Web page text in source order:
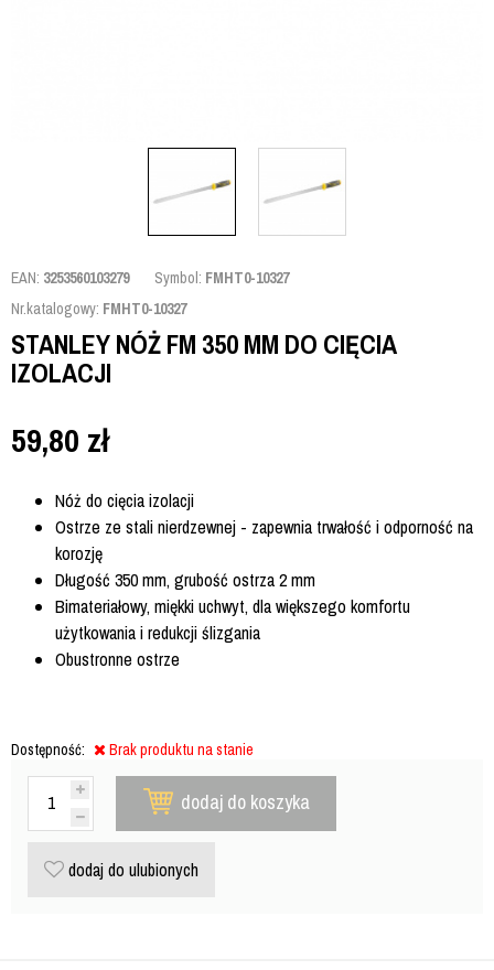
EAN: 3253560103279 Symbol: FMHT0-10327
Nr.katalogowy: FMHT0-10327
STANLEY NÓŻ FM 350 MM DO CIĘCIA
IZOLACJI
59,80 zł
Nóż do cięcia izolacji
Ostrze ze stali nierdzewnej - zapewnia trwałość i odporność na
korozję
Długość 350 mm, grubość ostrza 2 mm
Bimateriałowy, miękki uchwyt, dla większego komfortu
użytkowania i redukcji ślizgania
Obustronne ostrze
Dostępność: Brak produktu na stanie
dodaj do koszyka
dodaj do ulubionych